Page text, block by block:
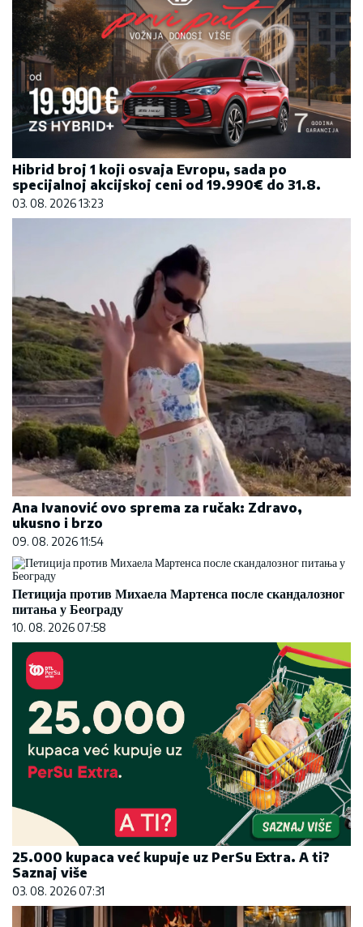
Hibrid broj 1 koji osvaja Evropu, sada po
specijalnoj akcijskoj ceni od 19.990€ do 31.8.
03. 08. 2026 13:23
Ana Ivanović ovo sprema za ručak: Zdravo,
ukusno i brzo
09. 08. 2026 11:54
Петиција против Михаела Мартенса после скандалозног
питања у Београду
10. 08. 2026 07:58
25.000 kupaca već kupuje uz PerSu Extra. A ti?
Saznaj više
03. 08. 2026 07:31